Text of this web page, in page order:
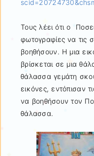
Τους λέει ότι ο
φωτογραφίες να τις
βοηθήσουν. Η μια
βρίσκεται σε μια
θάλασσα γεμάτη
εικόνες, εντόπισαν
να βοηθήσουν τον
θάλασσα.